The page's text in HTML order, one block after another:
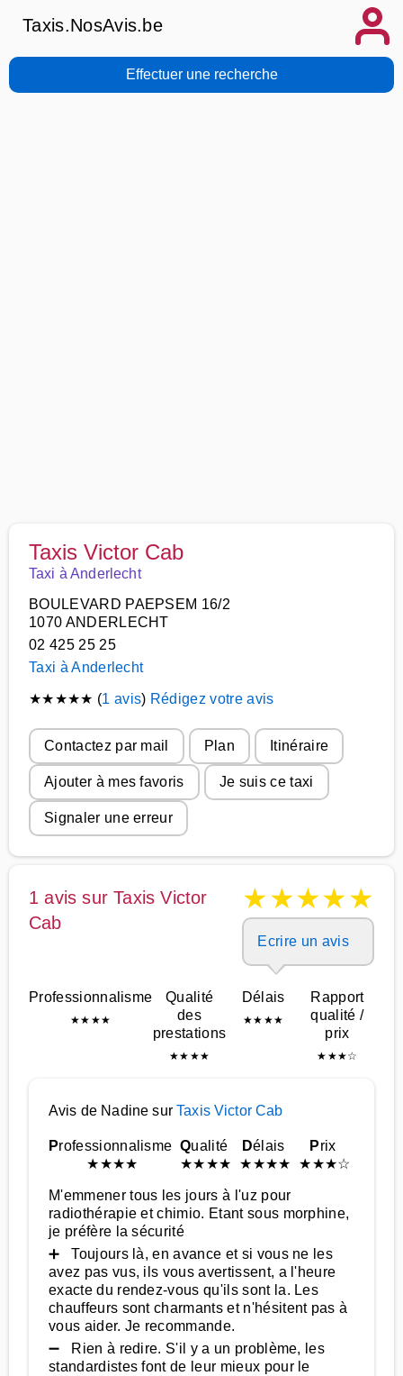
Taxis.NosAvis.be
Effectuer une recherche
Taxis Victor Cab
Taxi à Anderlecht
BOULEVARD PAEPSEM 16/2
1070 ANDERLECHT
02 425 25 25
Taxi à Anderlecht
★★★★★ (1 avis) Rédigez votre avis
Contactez par mail Plan Itinéraire
Ajouter à mes favoris Je suis ce taxi
Signaler une erreur
1 avis sur Taxis Victor
Cab
★★★★★
Ecrire un avis
Professionnalisme
★★ ★★
Qualité
des
prestations
★★ ★★
Délais
★★ ★★
Rapport
qualité /
prix
★ ★★☆
Avis de Nadine surTaxis Victor Cab
Professionnalisme
★★★★
Qualité
★★★★
Délais
★★★★
Prix
★★★☆
M'emmener tous les jours à l'uz pour
radiothérapie et chimio. Etant sous morphine,
je préfère la sécurité
➕ Toujours là, en avance et si vous ne les
avez pas vus, ils vous avertissent, a l'heure
exacte du rendez-vous qu'ils sont la. Les
chauffeurs sont charmants et n'hésitent pas à
vous aider. Je recommande.
➖ Rien à redire. S'il y a un problème, les
standardistes font de leur mieux pour le